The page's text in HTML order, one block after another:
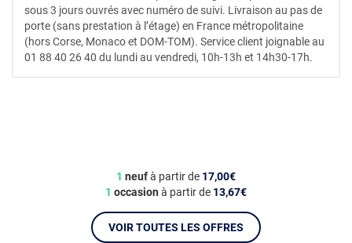
1 neufà partir de 17,00€
1 occasion à partir de 13,67€
VOIR TOUTES LES OFFRES
sous 3 jours ouvrés avec numéro de suivi. Livraison au pas de
porte (sans prestation à l’étage) en France métropolitaine
(hors Corse, Monaco et DOM-TOM). Service client joignable au
01 88 40 26 40 du lundi au vendredi, 10h-13h et 14h30-17h.